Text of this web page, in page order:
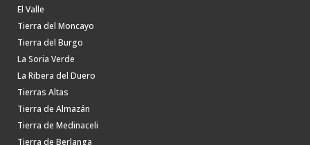
El Valle
Tierra del Moncayo
Tierra del Burgo
La Soria Verde
La Ribera del Duero
Tierras Altas
Tierra de Almazán
Tierra de Medinaceli
Tierra de Berlanga